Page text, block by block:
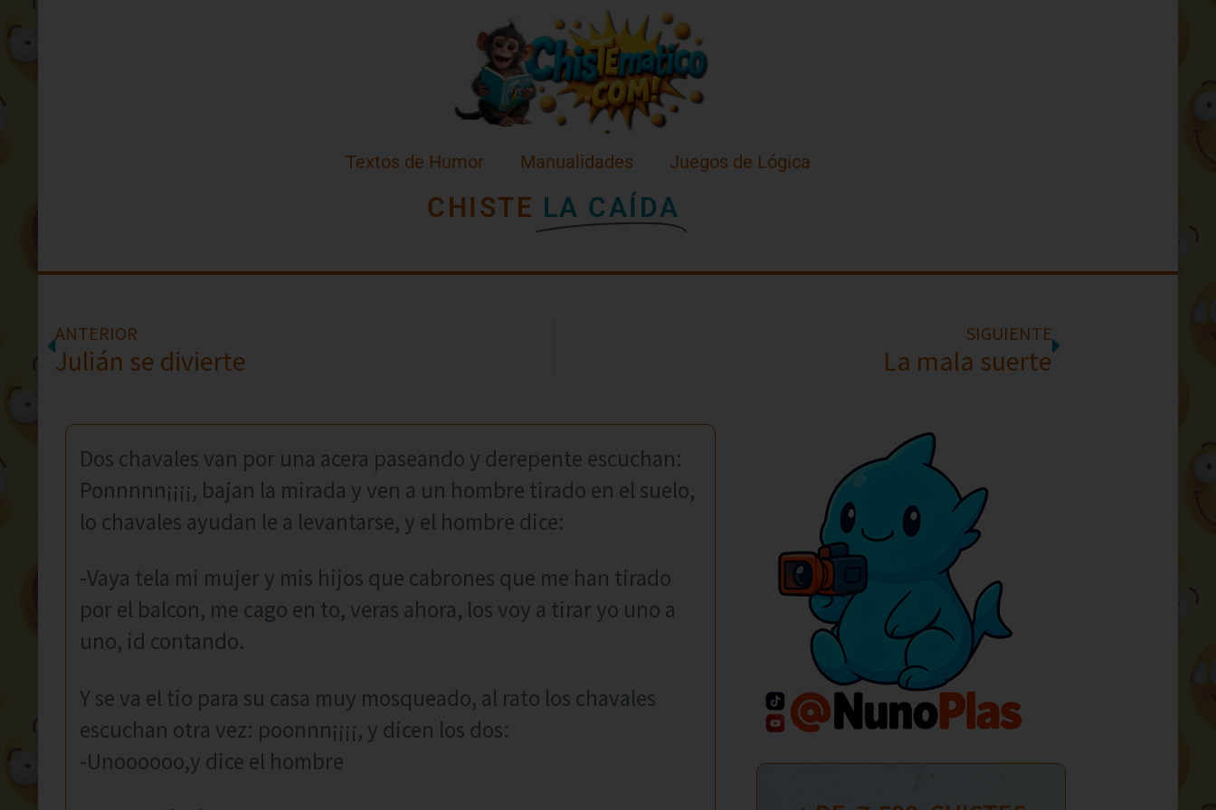
Textos de Humor Manualidades Juegos de Lógica
CHISTE LA CAÍDA
ANTERIOR
Julián se divierte
SIGUIENTE
La mala suerte
Dos chavales van por una acera paseando y derepente escuchan:
Ponnnnn¡¡¡¡, bajan la mirada y ven a un hombre tirado en el suelo,
lo chavales ayudan le a levantarse, y el hombre dice:
-Vaya tela mi mujer y mis hijos que cabrones que me han tirado
por el balcon, me cago en to, veras ahora, los voy a tirar yo uno a
uno, id contando.
Y se va el tio para su casa muy mosqueado, al rato los chavales
escuchan otra vez: poonnn¡¡¡¡, y dicen los dos:
-Unoooooo,y dice el hombre